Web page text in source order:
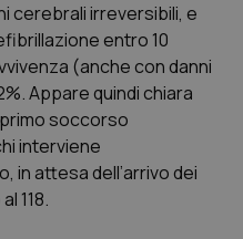
cerebrali irreversibili, e
entro 10
(anche con danni
Appare quindi chiara
soccorso
interviene
in attesa dell’arrivo dei
118.